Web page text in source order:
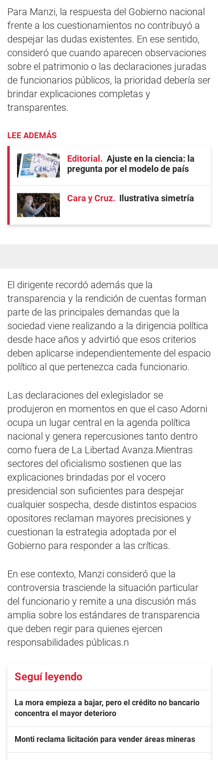
Para Manzi, la respuesta del Gobierno nacional
frente a los cuestionamientos no contribuyó a
despejar las dudas existentes. En ese sentido,
consideró que cuando aparecen observaciones
sobre el patrimonio o las declaraciones juradas
de funcionarios públicos, la prioridad debería ser
brindar explicaciones completas y
transparentes.
LEE ADEMÁS
Editorial
Ajuste en la ciencia: la
pregunta por el modelo de país
Cara y Cruz Ilustrativa simetría
El dirigente recordó además que la
transparencia y la rendición de cuentas forman
parte de las principales demandas que la
sociedad viene realizando a la dirigencia política
desde hace años y advirtió que esos criterios
deben aplicarse independientemente del espacio
político al que pertenezca cada funcionario.
Las declaraciones del exlegislador se
produjeron en momentos en que el caso Adorni
ocupa un lugar central en la agenda política
nacional y genera repercusiones tanto dentro
como fuera de La Libertad Avanza.Mientras
sectores del oficialismo sostienen que las
explicaciones brindadas por el vocero
presidencial son suficientes para despejar
cualquier sospecha, desde distintos espacios
opositores reclaman mayores precisiones y
cuestionan la estrategia adoptada por el
Gobierno para responder a las críticas.
En ese contexto, Manzi consideró que la
controversia trasciende la situación particular
del funcionario y remite a una discusión más
amplia sobre los estándares de transparencia
que deben regir para quienes ejercen
responsabilidades públicas.n
Seguí leyendo
La mora empieza a bajar, pero el crédito no bancario
concentra el mayor deterioro
Monti reclama licitación para vender áreas mineras